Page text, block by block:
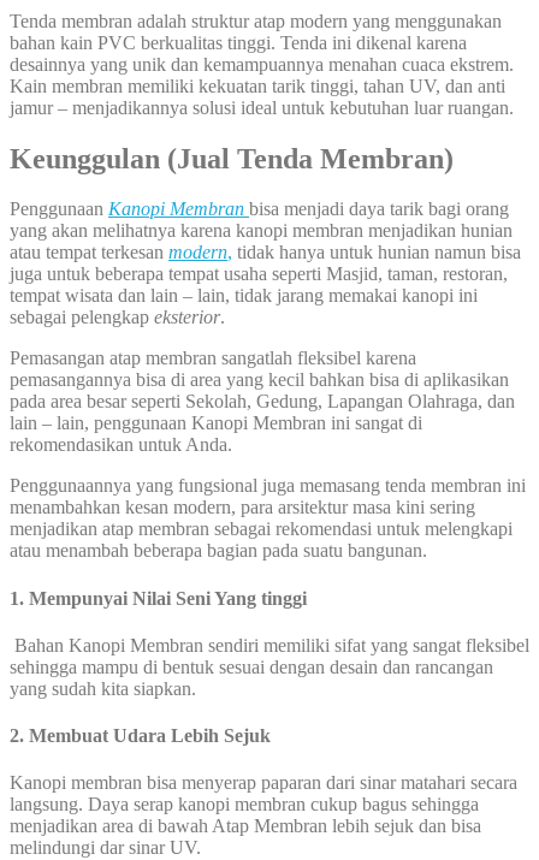
Tenda membran adalah struktur atap modern yang menggunakan
bahan kain PVC berkualitas tinggi. Tenda ini dikenal karena
desainnya yang unik dan kemampuannya menahan cuaca ekstrem.
Kain membran memiliki kekuatan tarik tinggi, tahan UV, dan anti
jamur – menjadikannya solusi ideal untuk kebutuhan luar ruangan.
Keunggulan (Jual Tenda Membran)
Penggunaan Kanopi Membran bisa menjadi daya tarik bagi orang
yang akan melihatnya karena kanopi membran menjadikan hunian
atau tempat terkesan modern, tidak hanya untuk hunian namun bisa
juga untuk beberapa tempat usaha seperti Masjid, taman, restoran,
tempat wisata dan lain – lain, tidak jarang memakai kanopi ini
sebagai pelengkap eksterior.
Pemasangan atap membran sangatlah fleksibel karena
pemasangannya bisa di area yang kecil bahkan bisa di aplikasikan
pada area besar seperti Sekolah, Gedung, Lapangan Olahraga, dan
lain – lain, penggunaan Kanopi Membran ini sangat di
rekomendasikan untuk Anda.
Penggunaannya yang fungsional juga memasang tenda membran ini
menambahkan kesan modern, para arsitektur masa kini sering
menjadikan atap membran sebagai rekomendasi untuk melengkapi
atau menambah beberapa bagian pada suatu bangunan.
1. Mempunyai Nilai Seni Yang tinggi
Bahan Kanopi Membran sendiri memiliki sifat yang sangat fleksibel
sehingga mampu di bentuk sesuai dengan desain dan rancangan
yang sudah kita siapkan.
2. Membuat Udara Lebih Sejuk
Kanopi membran bisa menyerap paparan dari sinar matahari secara
langsung. Daya serap kanopi membran cukup bagus sehingga
menjadikan area di bawah Atap Membran lebih sejuk dan bisa
melindungi dar sinar UV.